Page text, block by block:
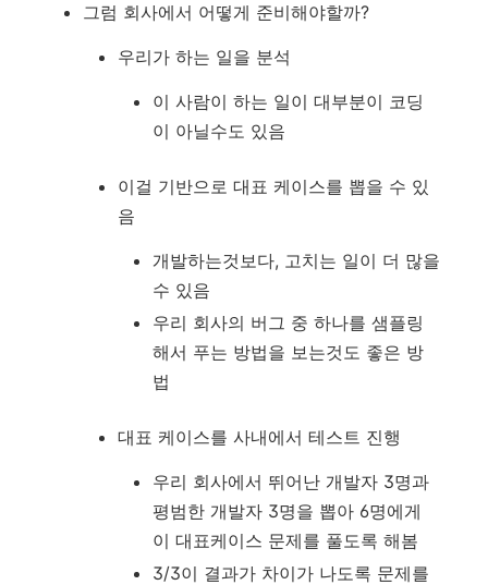
그럼 회사에서 어떻게 준비해야할까?
우리가 하는 일을 분석
이 사람이 하는 일이 대부분이 코딩
이 아닐수도 있음
이걸 기반으로 대표 케이스를 뽑을 수 있
음
개발하는것보다, 고치는 일이 더 많을
수 있음
우리 회사의 버그 중 하나를 샘플링
해서 푸는 방법을 보는것도 좋은 방
법
대표 케이스를 사내에서 테스트 진행
우리 회사에서 뛰어난 개발자 3명과
평범한 개발자 3명을 뽑아 6명에게
이 대표케이스 문제를 풀도록 해봄
3/3이 결과가 차이가 나도록 문제를